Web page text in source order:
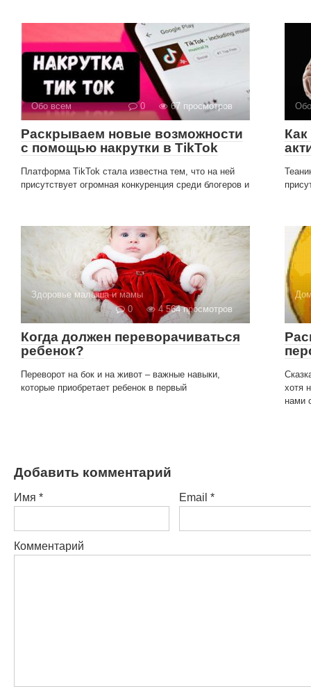
Обо всем 0 67 просмотров
Раскрываем новые возможности
с помощью накрутки в TikTok
Платформа TikTok стала известна тем, что на ней
присутствует огромная конкуренция среди блогеров и
Здоровье малыша и мамы
0
4 564 просмотров
Когда должен переворачиваться
ребенок?
Переворот на бок и на живот – важные навыки,
которые приобретает ребенок в первый
хотя
нами
Добавить комментарий
Имя * Email *
Комментарий